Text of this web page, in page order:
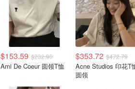
$153.59 $232.90
Ami De Coeur 圆领T恤
$353.72 $472.79
Acne Studios 印花T
圆领